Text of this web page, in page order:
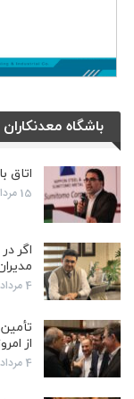
باشگاه معدنکاران
اتاق
15 مرداد 1405
اگر
4 مرداد 1405
از
4 مرداد 1405